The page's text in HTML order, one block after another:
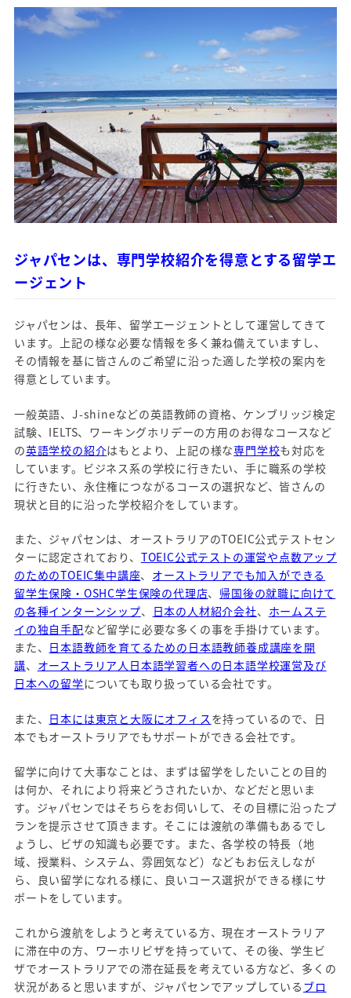
ジャパセンは、専門学校紹介を得意とする留学エ
ージェント
ジャパセンは、長年、留学エージェントとして運営してきて
います。上記の様な必要な情報を多く兼ね備えていますし、
その情報を基に皆さんのご希望に沿った適した学校の案内を
得意としています。
一般英語、J-shineなどの英語教師の資格、ケンブリッジ検定
試験、IELTS、ワーキングホリデーの方用のお得なコースなど
の英語学校の紹介はもとより、上記の様な専門学校も対応を
しています。ビジネス系の学校に行きたい、手に職系の学校
に行きたい、永住権につながるコースの選択など、皆さんの
現状と目的に沿った学校紹介をしています。
また、ジャパセンは、オーストラリアのTOEIC公式テストセン
ターに認定されており、 TOEIC公式テストの運営や点数アップ
のためのTOEIC集中講座、 オーストラリアでも加入ができる
留学生保険・OSHC学生保険の代理店、 帰国後の就職に向けて
の各種インターンシップ、 日本の人材紹介会社、 ホームステ
イの独自手配など留学に必要な多くの事を手掛けています。
また、 日本語教師を育てるための日本語教師養成講座を開
講、 オーストラリア人日本語学習者への日本語学校運営及び
日本への留学についても取り扱っている会社です。
また、 日本には東京と大阪にオフィス を持っているので、日
本でもオーストラリアでもサポートができる会社です。
留学に向けて大事なことは、まずは留学をしたいことの目的
は何か、それにより将来どうされたいか、などだと思いま
す。ジャパセンではそちらをお伺いして、その目標に沿ったプ
ランを提示させて頂きます。そこには渡航の準備もあるでし
ょうし、ビザの知識も必要です。また、各学校の特長（地
域、授業料、システム、雰囲気など）などもお伝えしなが
ら、良い留学になれる様に、良いコース選択ができる様にサ
ポートをしています。
これから渡航をしようと考えている方、現在オーストラリア
に滞在中の方、ワーホリビザを持っていて、その後、学生ビ
ザでオーストラリアでの滞在延長を考えている方など、多くの
状況があると思いますが、ジャパセンでアップしている ブロ